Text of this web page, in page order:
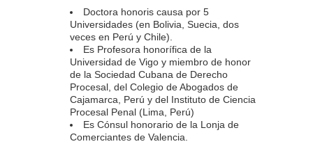
Doctora honoris causa por 5
Universidades (en Bolivia, Suecia, dos
veces en Perú y Chile).
Es Profesora honorífica de la
Universidad de Vigo y miembro de honor
de la Sociedad Cubana de Derecho
Procesal, del Colegio de Abogados de
Cajamarca, Perú y del Instituto de Ciencia
Procesal Penal (Lima, Perú)
Es Cónsul honorario de la Lonja de
Comerciantes de Valencia.